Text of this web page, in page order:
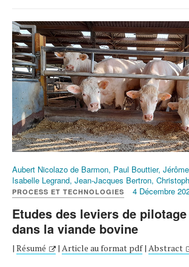
Aubert Nicolazo de Barmon, Paul Bouttier,
Isabelle Legrand, Jean-Jacques Bertron,
PROCESS ET TECHNOLOGIES 4 Décembre
Etudes des leviers de
dans la viande bovine
| Résumé | Article au format pdf| Abstract